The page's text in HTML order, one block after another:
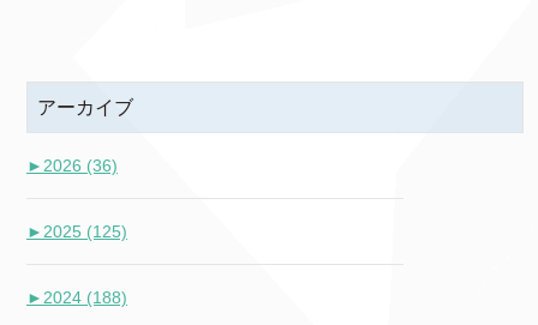
アーカイブ
► 2026 (36)
► 2025 (125)
► 2024 (188)